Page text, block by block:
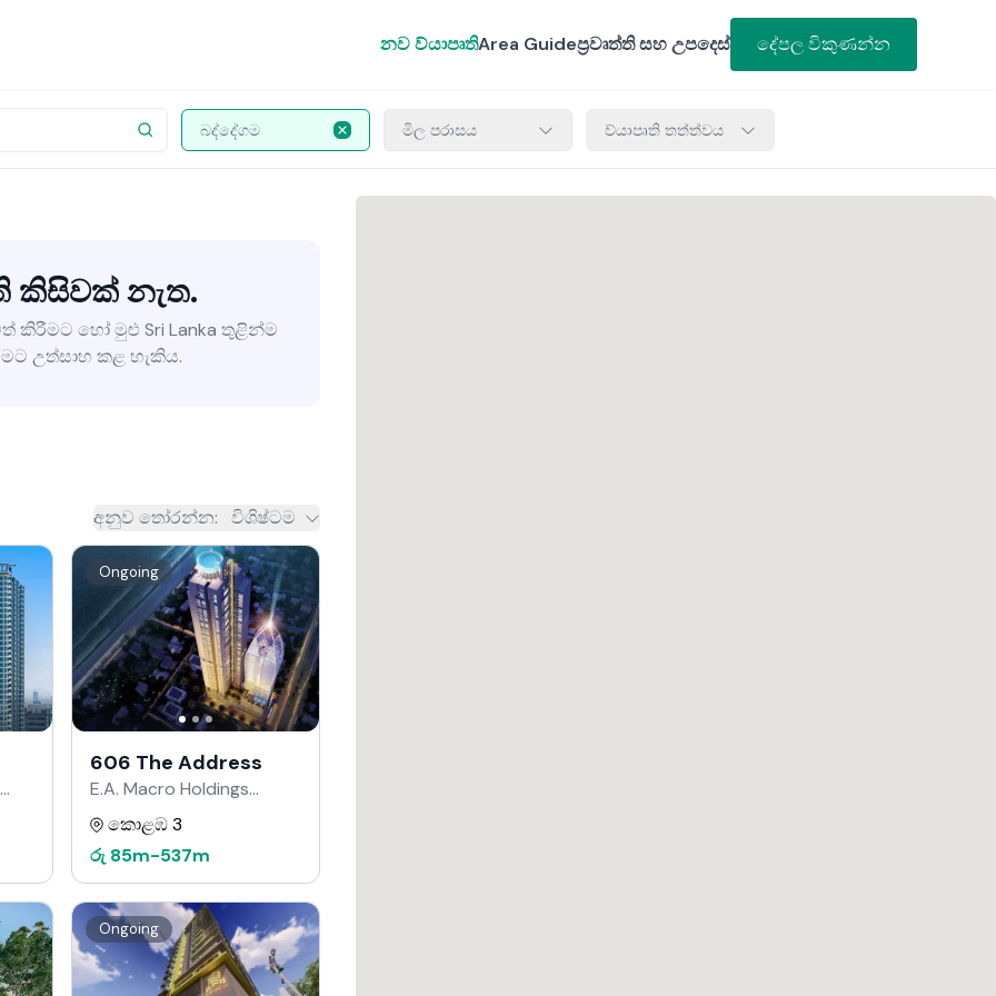
නව ව්යාපෘතිArea Guideප්‍රවෘත්ති සහ උපදෙස් දේපල විකුණන්න
බද්දේගම මිල පරාසය ව්යාපෘති තත්ත්වය
කිසිවක් නැත.
කිරීමට හෝ මුළු Sri Lanka තුළින්ම
උත්සාහ කළ හැකිය.
අනුව තෝරන්න: විශිෂ්ටම
Ongoing
606 The Address
E.A. Macro Holdings
වෙතින්
කොළඹ 3
රු 85m-537m
Ongoing